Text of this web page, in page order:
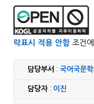
락표시 적용 안함조건에
담당부서 :국어국문
담당자: 이진